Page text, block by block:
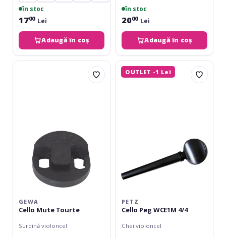
în stoc
1700 Lei
Adaugă în coș
în stoc
2000 Lei
Adaugă în coș
Gewa
GEWA
Cello Mute Tourte
Surdină violoncel
Petz
CelloOUTLET -1 Lei
PETZ
Cello Peg WCE1M 4/4
Chei violoncel